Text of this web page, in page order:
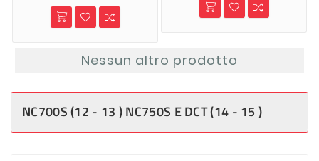
Nessun altro prodotto
NC700S (12 - 13 ) NC750S E DCT (14 - 15 )